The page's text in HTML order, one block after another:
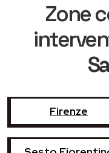
Zone
Firenze